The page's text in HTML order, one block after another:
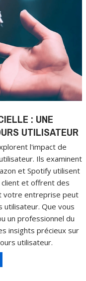
: UNE
UTILISATEUR
l'impact de
Ils examinent
et Spotify utilisent
et offrent des
votre entreprise peut
utilisateur. Que vous
un professionnel du
insights précieux sur
utilisateur.